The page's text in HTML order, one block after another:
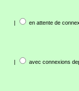
| en attente de
| avec connexions